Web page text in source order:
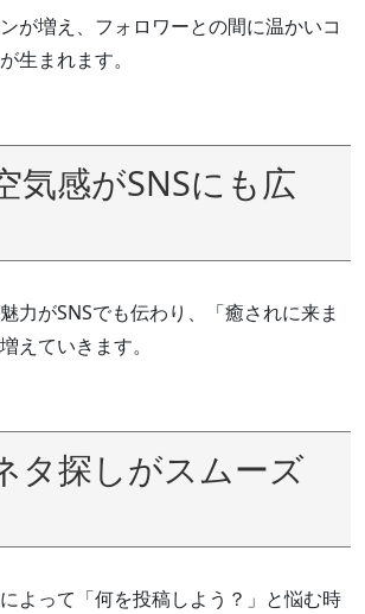
が増え、フォロワーとの間に温かいコ
生まれます。
気感がSNSにも広
力がSNSでも伝わり、「癒されに来ま
えていきます。
タ探しがスムーズ
よって「何を投稿しよう？」と悩む時